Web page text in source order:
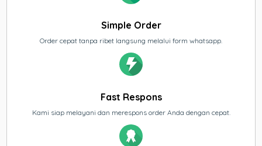
Simple Order
Order cepat tanpa ribet langsung melalui form whatsapp.
Fast Respons
Kami siap melayani dan merespons order Anda dengan cepat.